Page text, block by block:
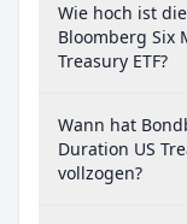
Wie hoch ist
Bloomberg Six
Treasury ETF?
Wann hat
Duration US
vollzogen?